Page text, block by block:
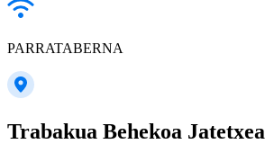
PARRATABERNA
Trabakua Behekoa Jatetxea